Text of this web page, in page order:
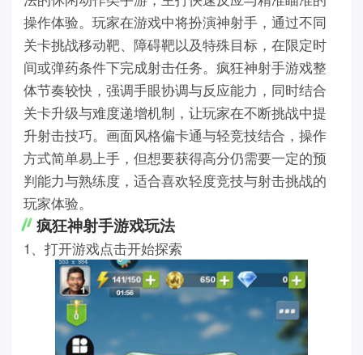
操作体验。玩家在游戏中将扮演神射手，通过不同
关卡挑战移动靶、障碍靶以及特殊目标，在限定时
间或弹药条件下完成射击任务。疯狂神射手游戏整
体节奏较快，强调手眼协调与反应能力，同时结合
关卡升级与难度递增机制，让玩家在不断挑战中提
升射击技巧。画面风格偏卡通与轻竞技结合，操作
方式简单易上手，但想要获得高分仍需要一定的预
判能力与熟练度，适合喜欢轻度竞技与射击挑战的
玩家体验。
疯狂神射手游戏玩法
1、打开游戏点击开始探索